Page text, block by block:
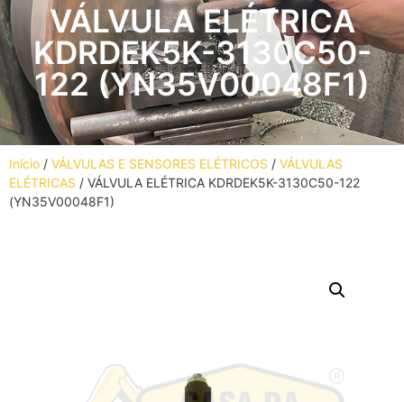
VÁLVULA ELÉTRICA
KDRDEK5K-3130C50-
122 (YN35V00048F1)
Início / VÁLVULAS E SENSORES ELÉTRICOS / VÁLVULAS
ELÉTRICAS / VÁLVULA ELÉTRICA KDRDEK5K-3130C50-122
(YN35V00048F1)